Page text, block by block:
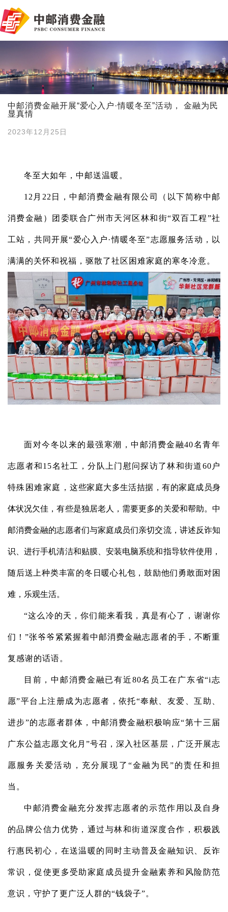
中邮消费金融开展“爱心入户·情暖冬至”活动， 金融为民
显真情
2023年12月25日
冬至大如年，中邮送温暖。
12月22日，中邮消费金融有限公司（以下简称中邮
消费金融）团委联合广州市天河区林和街“双百工程”社
工站，共同开展“爱心入户·情暖冬至”志愿服务活动 ，以
满满的关怀和祝福，驱散了社区 困难家庭的寒冬冷意。
面对今冬以来的最强寒潮，中邮消费金融40名青年
志愿者和1 5名社工，分队 上门慰问探访了林和街道60户
特殊困难家庭，这些家庭大多生活拮据，有的家庭成员身
体状况欠佳，有些是独居老人， 需要更多的关爱和帮助。中
邮消费金融的志愿者们与家庭成员们亲切交流， 讲述反诈知
识、进行手机清洁和贴膜、安装电脑系统和指导软件使用，
随后送上种类丰富的冬日暖心礼包 ，鼓励他们勇敢面对困
难， 乐观生活。
“这么冷的天，你们能来看我，真是有心了，谢谢你
们！”张爷爷紧紧握着中邮消费金融志愿者的手，不断重
复感谢的话语。
目前，中邮消费金融已有近80名员工在广东省“i志
愿”平台上注册成为志愿者 ， 依托“奉献、友爱、互助、
进步”的志愿者群体，中邮消费金融积极响应“第十三届
广东公益志愿文化月”号召，深入社区基层，广泛开展志
愿服务关爱活动，充分展现了“金融为民”的责任和担
当。
中邮消费金融充分发挥志愿者的示范作用以及自身
的品牌公信力优势，通过与林和街道深度合作，积极践
行惠民初心，在送温暖的同时主动普及金融知识、反诈
常识，促使更多受助家庭成员提升金融素养和风险防范
意识，守护了更广泛人群的“钱袋子”。